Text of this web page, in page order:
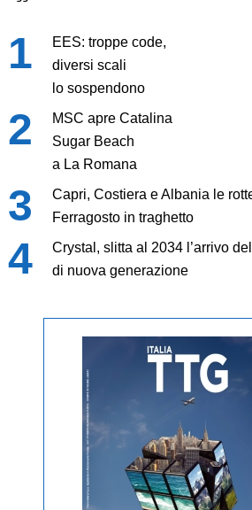
EES: troppe code,
diversi scali
lo sospendono
MSC apre Catalina
Sugar Beach
a La Romana
Capri, Costiera e Albania le
Ferragosto in traghetto
Crystal, slitta al 2034 l’arrivo
di nuova generazione